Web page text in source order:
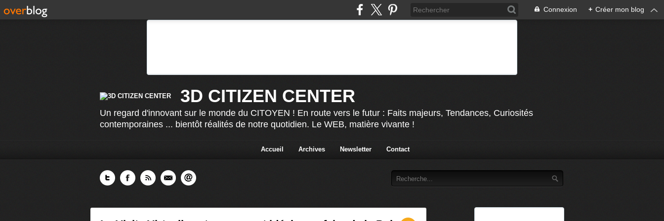
Connexion + Créer mon blog
3D CITIZEN CENTER
Un regard d'innovant sur le monde du CITOYEN ! En route vers le futur : Faits majeurs, Tendances, Curiosités
contemporaines ... bientôt réalités de notre quotidien. Le WEB, matière vivante !
Accueil Archives Newsletter Contact